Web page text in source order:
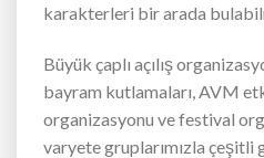
karakterleri bir arada
Büyük çaplı açılış
bayram kutlamaları, AVM
organizasyonu ve festival
varyete gruplarımızla çeşitli